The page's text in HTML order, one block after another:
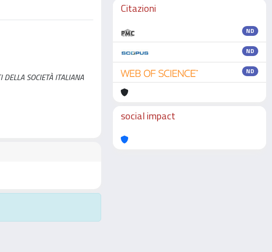
SOCIETÀ ITALIANA
Citazioni
ND
ND
ND
social impact